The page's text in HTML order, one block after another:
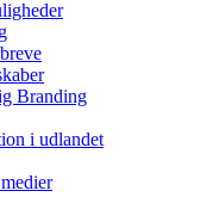
Branding
i udlandet